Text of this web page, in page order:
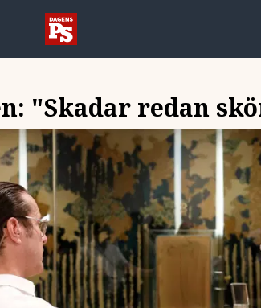
"Skadar redan